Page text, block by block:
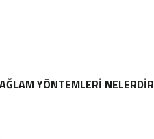
YÖNTEMLERI NELERDIR